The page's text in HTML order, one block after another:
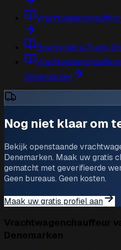
How to Get a Truck
Denemarken
Nog niet klaar om
Bekijk openstaande
Denemarken. Maak uw gratis
gematcht met geverifieerde
Geen bureaus. Geen kosten.
Maak uw gratis profiel aan